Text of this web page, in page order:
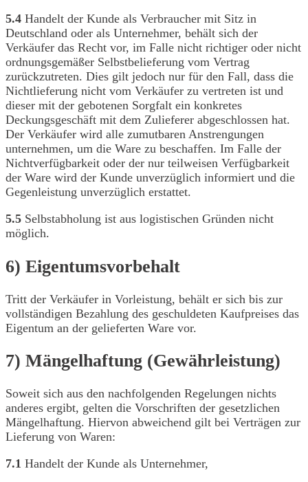
5.4 Handelt der Kunde als Verbraucher mit Sitz in
Deutschland oder als Unternehmer, behält sich der
Verkäufer das Recht vor, im Falle nicht richtiger oder nicht
ordnungsgemäßer Selbstbelieferung vom Vertrag
zurückzutreten. Dies gilt jedoch nur für den Fall, dass die
Nichtlieferung nicht vom Verkäufer zu vertreten ist und
dieser mit der gebotenen Sorgfalt ein konkretes
Deckungsgeschäft mit dem Zulieferer abgeschlossen hat.
Der Verkäufer wird alle zumutbaren Anstrengungen
unternehmen, um die Ware zu beschaffen. Im Falle der
Nichtverfügbarkeit oder der nur teilweisen Verfügbarkeit
der Ware wird der Kunde unverzüglich informiert und die
Gegenleistung unverzüglich erstattet.
5.5 Selbstabholung ist aus logistischen Gründen nicht
möglich.
6) Eigentumsvorbehalt
Tritt der Verkäufer in Vorleistung, behält er sich bis zur
vollständigen Bezahlung des geschuldeten Kaufpreises das
Eigentum an der gelieferten Ware vor.
7) Mängelhaftung (Gewährleistung)
Soweit sich aus den nachfolgenden Regelungen nichts
anderes ergibt, gelten die Vorschriften der gesetzlichen
Mängelhaftung. Hiervon abweichend gilt bei Verträgen zur
Lieferung von Waren:
7.1 Handelt der Kunde als Unternehmer,